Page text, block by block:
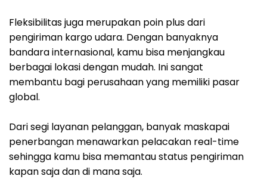
Fleksibilitas juga merupakan poin plus dari
pengiriman kargo udara. Dengan banyaknya
bandara internasional, kamu bisa menjangkau
berbagai lokasi dengan mudah. Ini sangat
membantu bagi perusahaan yang memiliki pasar
global.
Dari segi layanan pelanggan, banyak maskapai
penerbangan menawarkan pelacakan real-time
sehingga kamu bisa memantau status pengiriman
kapan saja dan di mana saja.